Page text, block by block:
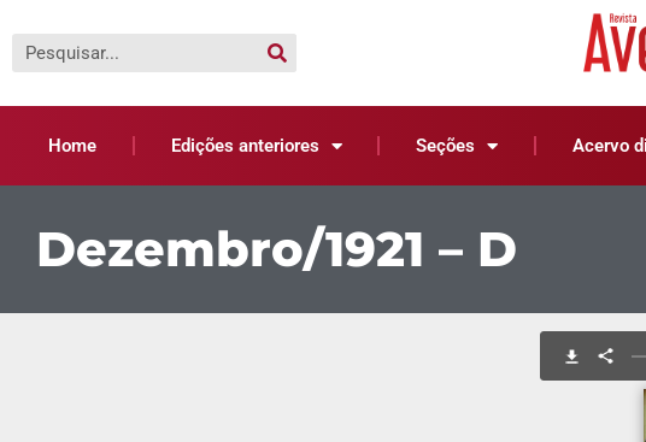
Home Edições anteriores Seções Acervo
Dezembro/1921 – D